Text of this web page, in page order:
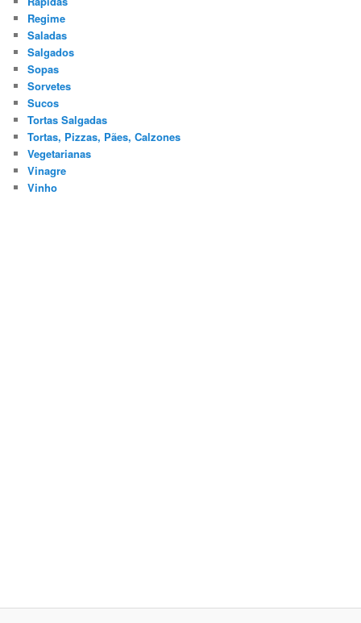
Regime
Saladas
Salgados
Sopas
Sorvetes
Sucos
Tortas Salgadas
Tortas, Pizzas, Pães, Calzones
Vegetarianas
Vinagre
Vinho